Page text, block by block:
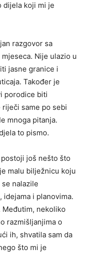
dijela koji mi je
razgovor sa
Nije ulazio u
jasne granice i
Također je
porodice biti
same po sebi
mnoga pitanja.
to pismo.
još nešto što
malu bilježnicu koju
nalazile
idejama i planovima.
Međutim, nekoliko
razmišljanjima o
ih, shvatila sam da
što mi je